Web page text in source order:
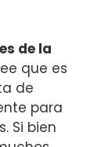
de la
que es
de
para
Si bien